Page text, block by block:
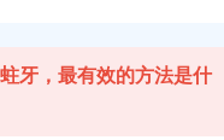
牙，最有效的方法是什